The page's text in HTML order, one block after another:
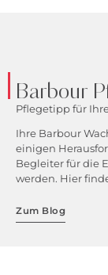
Barbour
Pflegetipp für
Ihre Barbour
einigen
Begleiter für die
werden. Hier
Zum Blog